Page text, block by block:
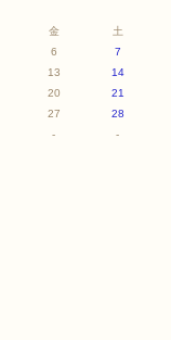
金
土
6
7
13
14
20
21
27
28
-
-